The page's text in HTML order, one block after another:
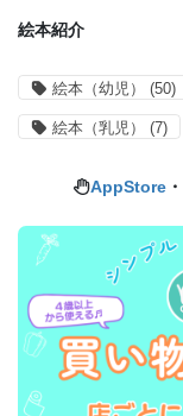
絵本紹介
絵本（幼児） (50)
絵本（乳児） (7)
AppStore・